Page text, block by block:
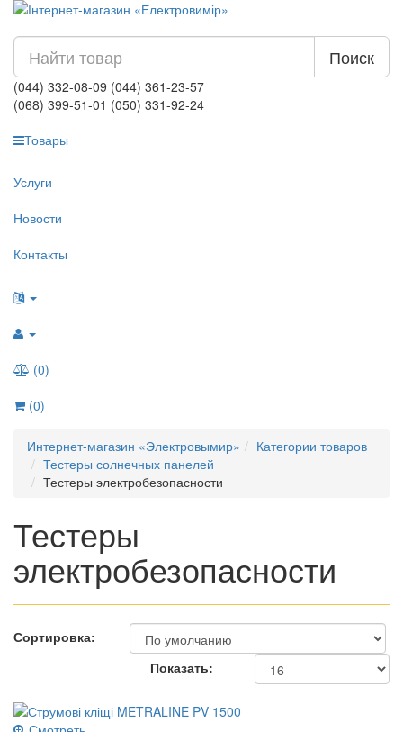
Поиск
(044) 332-08-09 (044) 361-23-57
(068) 399-51-01 (050) 331-92-24
Товары
Услуги
Новости
Контакты
(0)
(0)
Интернет-магазин «Электровымир»
Категории товаров
Тестеры солнечных панелей
Тестеры электробезопасности
Тестеры
электробезопасности
Сортировка:
Показать: